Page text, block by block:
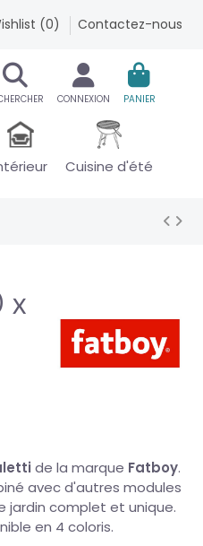
(0) Contactez-nous
CONNEXION PANIER
Cuisine d'été
x
de la marque Fatboy.
avec d'autres modules
jardin complet et unique.
en 4 coloris.